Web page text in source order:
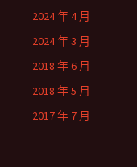
2024 年 4 月
2024 年 3 月
2018 年 6 月
2018 年 5 月
2017 年 7 月